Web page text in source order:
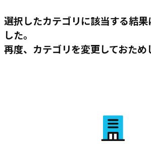
選択したカテゴリに該当する結果
した。
再度、カテゴリを変更しておため